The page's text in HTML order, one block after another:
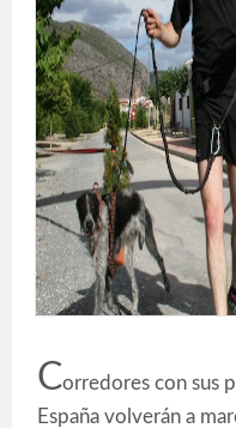
Corredores con sus
España volverán a